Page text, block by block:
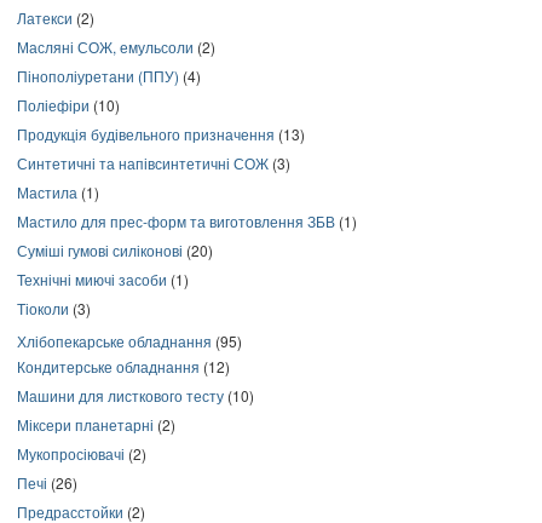
Латекси (2)
Масляні СОЖ, емульсоли (2)
Пінополіуретани (ППУ) (4)
Поліефіри (10)
Продукція будівельного призначення (13)
Синтетичні та напівсинтетичні СОЖ (3)
Мастила (1)
Мастило для прес-форм та виготовлення ЗБВ (1)
Суміші гумові силіконові (20)
Технічні миючі засоби (1)
Тіоколи (3)
Хлібопекарське обладнання (95)
Кондитерське обладнання (12)
Машини для листкового тесту (10)
Міксери планетарні (2)
Мукопросіювачі (2)
Печі (26)
Предрасстойки (2)